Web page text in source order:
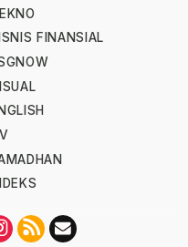
FINANSIAL